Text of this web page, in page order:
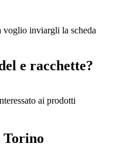
voglio inviargli la scheda
e racchette?
ai prodotti
Torino